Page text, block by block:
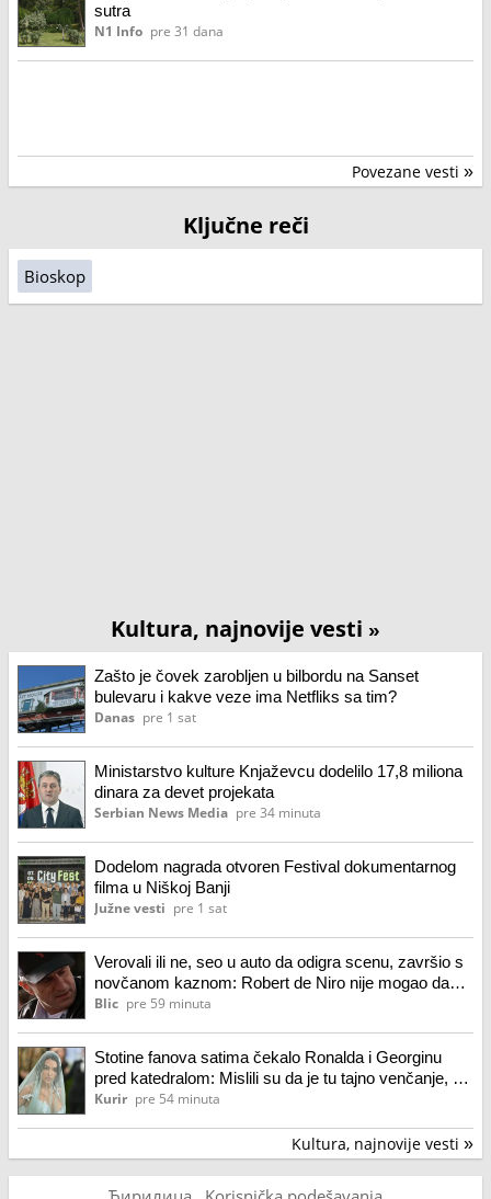
sutra
N1 Info pre 31 dana
Povezane vesti »
Ključne reči
Bioskop
Kultura, najnovije vesti »
Zašto je čovek zarobljen u bilbordu na Sanset
bulevaru i kakve veze ima Netfliks sa tim?
Danas pre 1 sat
Ministarstvo kulture Knjaževcu dodelilo 17,8 miliona
dinara za devet projekata
Serbian News Media pre 34 minuta
Dodelom nagrada otvoren Festival dokumentarnog
filma u Niškoj Banji
Južne vesti pre 1 sat
Verovali ili ne, seo u auto da odigra scenu, završio s
novčanom kaznom: Robert de Niro nije mogao da
ubedi policajca da nije kriv
Blic pre 59 minuta
Stotine fanova satima čekalo Ronalda i Georginu
pred katedralom: Mislili su da je tu tajno venčanje, a
onda se oglasila i crkva, nastao je haos
Kurir pre 54 minuta
Kultura, najnovije vesti »